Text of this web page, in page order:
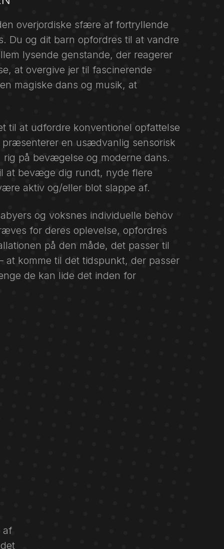
overjordiske sfære af fortryllende
Du og dit barn opfordres til at vandre
lysende genstande, der reagerer
at overgive jer til fascinerende
magiske dans og musik, at
til at udfordre konventionel opfattelse
en usædvanlig sensorisk
på bevægelse og moderne dans.
at bevæge dig rundt, nyde flere
aktiv og/eller blot slappe af.
og voksnes individuelle behov
for deres oplevelse, opfordres
på den måde, det passer til
at komme til det tidspunkt, der passer
de kan lide det inden for
af